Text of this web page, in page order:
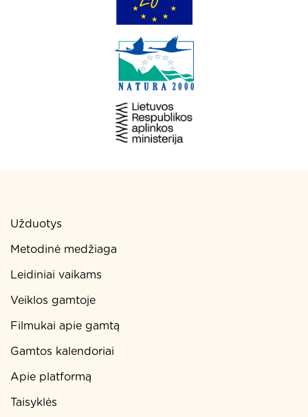
Užduotys
Metodinė medžiaga
Leidiniai vaikams
Veiklos gamtoje
Filmukai apie gamtą
Gamtos kalendoriai
Apie platformą
Taisyklės